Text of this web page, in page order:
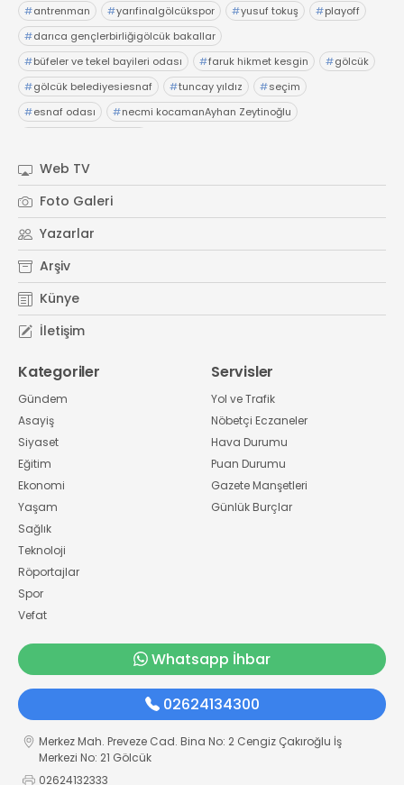
#antrenman #yarıfinalgölcükspor #yusuf tokuş #playoff
#darıca gençlerbirliğigölcük bakallar
#büfeler ve tekel bayileri odası #faruk hikmet kesgin #gölcük
#gölcük belediyesiesnaf #tuncay yıldız #seçim
#esnaf odası #necmi kocamanAyhan Zeytinoğlu
Web TV
Foto Galeri
Yazarlar
Arşiv
Künye
İletişim
Kategoriler
Gündem
Asayiş
Siyaset
Eğitim
Ekonomi
Yaşam
Sağlık
Teknoloji
Röportajlar
Spor
Vefat
Servisler
Yol ve Trafik
Nöbetçi Eczaneler
Hava Durumu
Puan Durumu
Gazete Manşetleri
Günlük Burçlar
Whatsapp İhbar
02624134300
Merkez Mah. Preveze Cad. Bina No: 2 Cengiz Çakıroğlu İş
Merkezi No: 21 Gölcük
02624132333